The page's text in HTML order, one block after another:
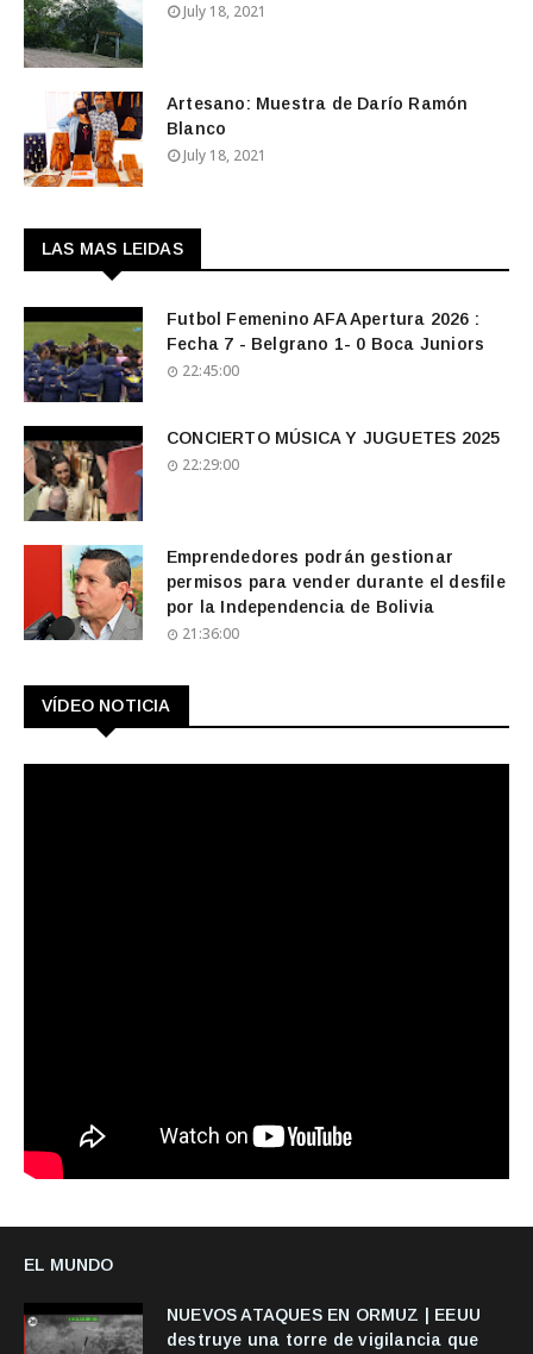
July 18, 2021
Artesano: Muestra de Darío Ramón
Blanco
July 18, 2021
LAS MAS LEIDAS
Futbol Femenino AFA Apertura 2026 :
Fecha 7 - Belgrano 1- 0 Boca Juniors
22:45:00
CONCIERTO MÚSICA Y JUGUETES 2025
22:29:00
Emprendedores podrán gestionar
permisos para vender durante el desfile
por la Independencia de Bolivia
21:36:00
VÍDEO NOTICIA
EL MUNDO
NUEVOS ATAQUES EN ORMUZ | EEUU
destruye una torre de vigilancia que